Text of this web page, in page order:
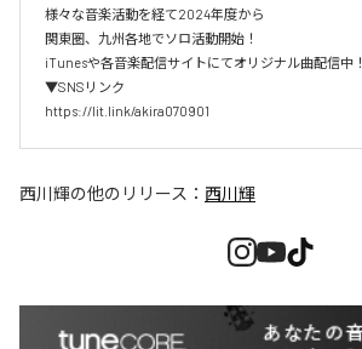
様々な音楽活動を経て2024年度から
関東圏、九州各地でソロ活動開始！
iTunesや各音楽配信サイトにてオリジナル曲配信中！
▼SNSリンク
https://lit.link/akira070901
西川輝の他のリリース： 西川輝